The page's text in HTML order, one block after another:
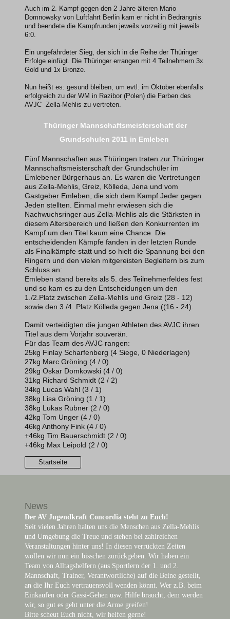
Auch im 2. Kampf gegen den 2 Jahre älteren Mario
Domnowsky von Luftfahrt Berlin kam er nicht in Bedrängnis
und beendete die Kampfrunden jeweils vorzeitig mit jeweils
6:0.
Ein ungefährdeter Sieg, der sich in die Reihe der Thüringer
Erfolge einfügt. Die Thüringer errangen mit 4 Teilnehmern 3x
Gold und 1x Bronze.
Nun heißt es: gesund bleiben, um evtl. im Oktober ebenfalls
erfolgreich zu der WM in Razibor (Polen) die Farben des
AVJC Zella-Mehlis zu vertreten.
Thüringer Mannschaftsmeisterschaft der
Grundschulen 2011 in Emleben
Fünf Mannschaften aus Thüringen traten zur Thüringer
Mannschaftsmeisterschaft der Grundschüler im
Emlebener Bürgerhaus an. Es waren die Vertretungen
aus Zella-Mehlis, Greiz, Kölleda, Jena und vom
Gastgeber Emleben, die sich dem Kampf Jeder gegen
Jeden stellten. Einmal mehr erwiesen sich die
Nachwuchsringer aus Zella-Mehlis als die Stärksten in
diesem Altersbereich und ließen den Konkurrenten im
Kampf um den Titel kaum eine Chance. Die
entscheidenden Kämpfe fanden in der letzten Runde
als Finalkämpfe statt und so hielt die Spannung bei den
Ringern und den vielen mitgereisten Begleitern bis zum
Schluss an:
Emleben stand bereits als 5. des Teilnehmerfeldes fest
und so kam es zu den Entscheidungen um den
1./2.Platz zwischen Zella-Mehlis und Greiz (28 - 12)
sowie den 3./4. Platz Kölleda gegen Jena ((16 - 24).
Damit verteidigten die jungen Athleten des AVJC ihren
Titel aus dem Vorjahr souverän.
Für das Team des AVJC rangen:
25kg Finlay Scharfenberg (4 Siege, 0 Niederlagen)
27kg Marc Gröning (4 / 0)
29kg Oskar Domkowski (4 / 0)
31kg Richard Schmidt (2 / 2)
34kg Lucas Wahl (3 / 1)
38kg Lisa Gröning (1 / 1)
38kg Lukas Rubner (2 / 0)
42kg Tom Unger (4 / 0)
46kg Anthony Fink (4 / 0)
+46kg Tim Bauerschmidt (2 / 0)
+46kg Max Leipold (2 / 0)
Startseite
News
Der AV Jugendkraft Concordia steht zu Euch!
Seit vielen Jahren halten uns die Menschen aus Zella-Mehlis
und Umgebung die Treue und stehen bei zahlreichen
Veranstaltungen hinter uns! In diesen verrückten Zeiten
wollen wir nun ein bisschen zurückgeben. Wir haben ein
Team von Alltagshelfern (aus Sportlern der 1. und 2.
Mannschaft, Trainer, Verantwortliche) auf die Beine gestellt,
an die Ihr Euch vertrauensvoll wenden könnt. Wer z.B. beim
Einkaufen oder Gassi-Gehen usw. Hilfe braucht, dem werden
wir, so gut es geht unter die Arme greifen!
Bitte scheut Euch nicht, wir helfen gerne!